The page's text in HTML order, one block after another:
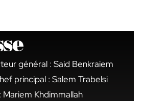
général : Said Benkraiem
principal : Salem Trabelsi
Mariem Khdimmallah